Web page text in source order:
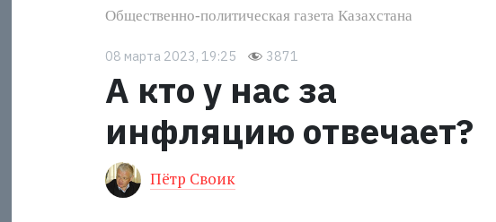
08 марта 2023, 19:25 3871
А кто у нас за
инфляцию отвечает?
Пётр Своик